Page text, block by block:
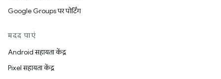
Google Groups पर पोर्टिंग
मदद पाएं
Android सहायता केंद्र
Pixel सहायता केंद्र